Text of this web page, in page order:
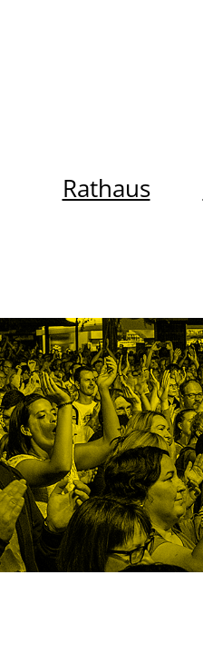
Rathaus